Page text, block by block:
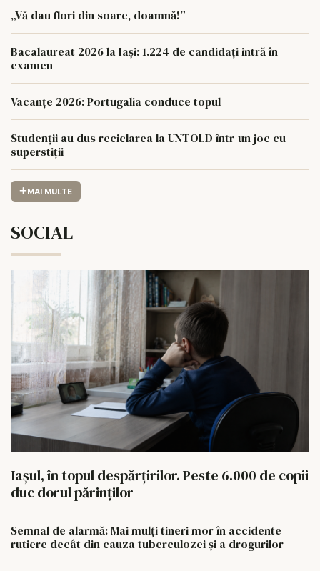
„Vă dau flori din soare, doamnă!”
Bacalaureat 2026 la Iași: 1.224 de candidați intră în
examen
Vacanțe 2026: Portugalia conduce topul
Studenții au dus reciclarea la UNTOLD într-un joc cu
superstiții
MAI MULTE
SOCIAL
Iașul, în topul despărțirilor. Peste 6.000 de copii
duc dorul părinților
Semnal de alarmă: Mai mulți tineri mor în accidente
rutiere decât din cauza tuberculozei și a drogurilor